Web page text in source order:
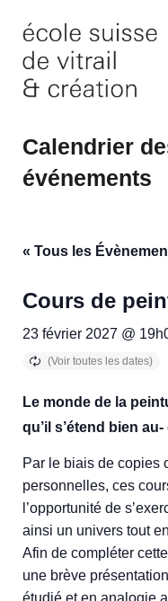
content
Calendrier
événements
« Tous les
Cours de
23 février 2027 @
Le monde de la
qu’il s’étend bien
Par le biais de copies
personnelles, ces
l’opportunité de
ainsi un univers tout
Afin de compléter
une brève
étudié et en analogie